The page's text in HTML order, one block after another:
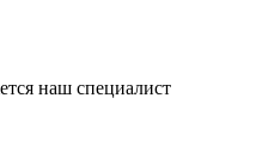
наш специалист